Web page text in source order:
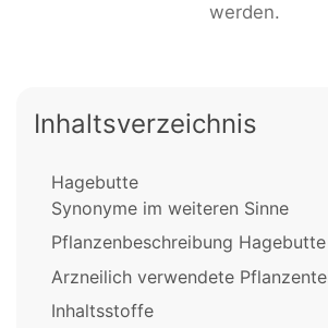
werden.
Inhaltsverzeichnis
Hagebutte
Synonyme im weiteren Sinne
Pflanzenbeschreibung Hagebutte
Arzneilich verwendete
Inhaltsstoffe